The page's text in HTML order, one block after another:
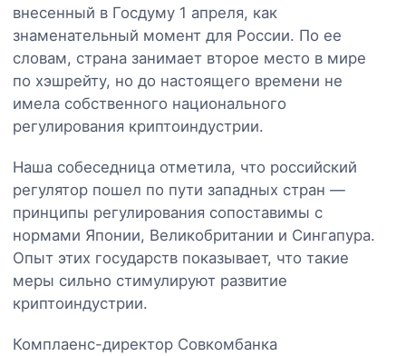
внесенный в Госдуму 1 апреля, как
знаменательный момент для России. По ее
словам, страна занимает второе место в мире
по хэшрейту, но до настоящего времени не
имела собственного национального
регулирования криптоиндустрии.
Наша собеседница отметила, что российский
регулятор пошел по пути западных стран —
принципы регулирования сопоставимы с
нормами Японии, Великобритании и Сингапура.
Опыт этих государств показывает, что такие
меры сильно стимулируют развитие
криптоиндустрии.
Комплаенс-директор Совкомбанка